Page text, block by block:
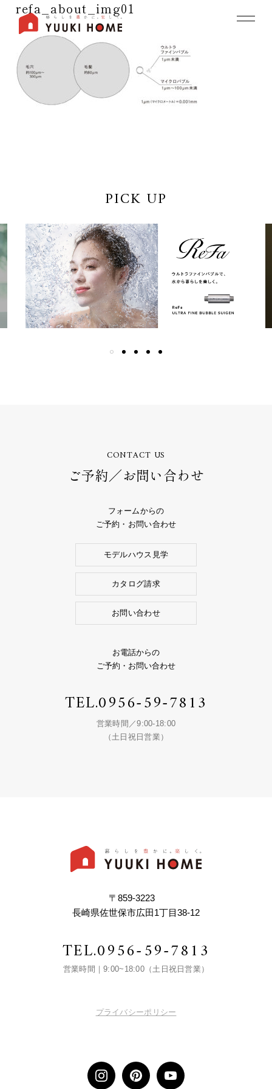
refa_about_img01
PICK UP
CONTACT US
ご予約／お問い合わせ
フォームからの
ご予約・お問い合わせ
モデルハウス見学
カタログ請求
お問い合わせ
お電話からの
ご予約・お問い合わせ
TEL.0956-59-7813
営業時間／9:00-18:00
（土日祝日営業）
〒859-3223
長崎県佐世保市広田1丁目38-12
TEL.0956-59-7813
営業時間｜9:00~18:00（土日祝日営業）
プライバシーポリシー